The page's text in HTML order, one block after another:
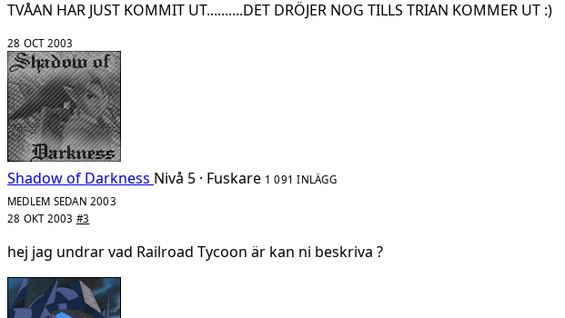
TVÅAN HAR JUST KOMMIT UT..........DET DRÖJER NOG TILLS TRIAN KOMMER UT :)
28 OCT 2003
Shadow of Darkness Nivå 5 · Fuskare 1 091 INLÄGG
MEDLEM SEDAN 2003
28 OKT 2003 #3
hej jag undrar vad Railroad Tycoon är kan ni beskriva ?